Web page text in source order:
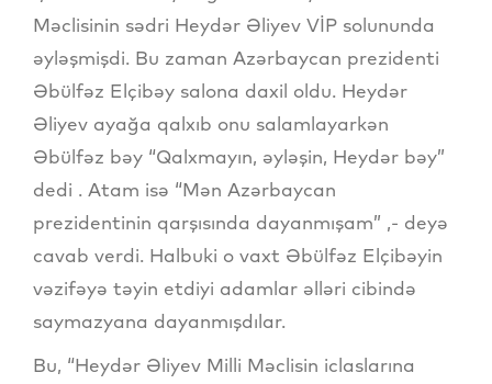
Məclisinin sədri Heydər Əliyev VİP solununda
əyləşmişdi. Bu zaman Azərbaycan prezidenti
Əbülfəz Elçibəy salona daxil oldu. Heydər
Əliyev ayağa qalxıb onu salamlayarkən
Əbülfəz bəy “Qalxmayın, əyləşin, Heydər bəy”
dedi . Atam isə “Mən Azərbaycan
prezidentinin qarşısında dayanmışam” ,- deyə
cavab verdi. Halbuki o vaxt Əbülfəz Elçibəyin
vəzifəyə təyin etdiyi adamlar əlləri cibində
saymazyana dayanmışdılar.
Bu, “Heydər Əliyev Milli Məclisin iclaslarına